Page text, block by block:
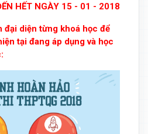
HẾT NGÀY 15 - 01 - 2018
đại diện từng khoá học để
tại đang áp dụng và học